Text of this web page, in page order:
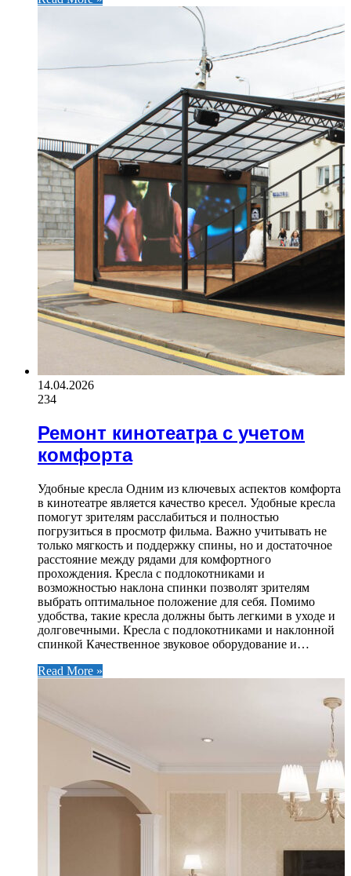
14.04.2026
234
Ремонт кинотеатра с учетом
комфорта
Удобные кресла Одним из ключевых аспектов комфорта
в кинотеатре является качество кресел. Удобные кресла
помогут зрителям расслабиться и полностью
погрузиться в просмотр фильма. Важно учитывать не
только мягкость и поддержку спины, но и достаточное
расстояние между рядами для комфортного
прохождения. Кресла с подлокотниками и
возможностью наклона спинки позволят зрителям
выбрать оптимальное положение для себя. Помимо
удобства, такие кресла должны быть легкими в уходе и
долговечными. Кресла с подлокотниками и наклонной
спинкой Качественное звуковое оборудование и…
Read More »